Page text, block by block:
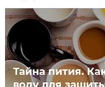
Тайна пития.